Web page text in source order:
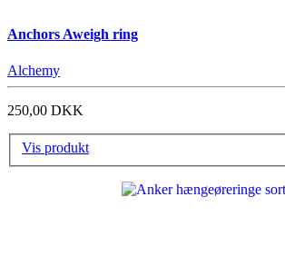
Anchors Aweigh ring
Alchemy
250,00 DKK
Vis produkt